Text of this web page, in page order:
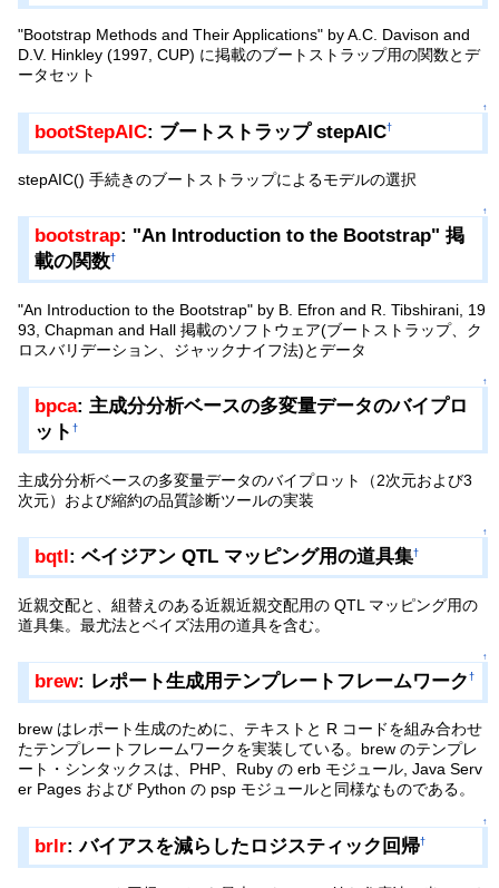
"Bootstrap Methods and Their Applications" by A.C. Davison and
D.V. Hinkley (1997, CUP) に掲載のブートストラップ用の関数とデ
ータセット
↑
bootStepAIC: ブートストラップ stepAIC†
stepAIC() 手続きのブートストラップによるモデルの選択
↑
bootstrap: "An Introduction to the Bootstrap" 掲
載の関数†
"An Introduction to the Bootstrap" by B. Efron and R. Tibshirani, 19
93, Chapman and Hall 掲載のソフトウェア(ブートストラップ、ク
ロスバリデーション、ジャックナイフ法)とデータ
↑
bpca: 主成分分析ベースの多変量データのバイプロ
ット†
主成分分析ベースの多変量データのバイプロット（2次元および3
次元）および縮約の品質診断ツールの実装
↑
bqtl : ベイジアン QTL マッピング用の道具集†
近親交配と、組替えのある近親近親交配用の QTL マッピング用の
道具集。最尤法とベイズ法用の道具を含む。
↑
brew: レポート生成用テンプレートフレームワーク†
brew はレポート生成のために、テキストと R コードを組み合わせ
たテンプレートフレームワークを実装している。brew のテンプレ
ート・シンタックスは、PHP、Ruby の erb モジュール, Java Serv
er Pages および Python の psp モジュールと同様なものである。
↑
brlr: バイアスを減らしたロジスティック回帰†